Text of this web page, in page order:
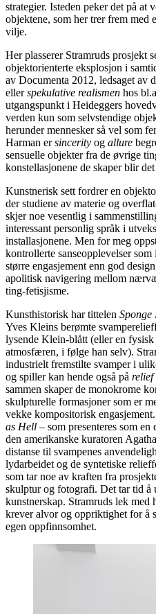
strategier. Isteden peker det på at
objektene, som her trer frem
vilje.
Her plasserer Stramruds prosjekt
objektorienterte eksplosjon i
av Documenta 2012, ledsaget av
ellerspekulative realismen hos
utgangspunkt i Heideggers
verden kun som selvstendige
herunder mennesker så vel som
Harman ersincerity og allure
sensuelle objekter fra de øvrige
konstellasjonene de skaper blir
Kunstnerisk sett fordrer en
der studiene av materie og
skjer noe vesentlig i
interessant personlig språk i
installasjonene. Men for meg
kontrollerte sanseopplevelser
større engasjement enn god
apolitisk navigering mellom
ting-fetisjisme.
Kunsthistorisk har tittelen Sponge
Yves Kleins berømte
lysende Klein-blått (eller en
atmosfæren, i følge han selv).
industrielt fremstilte svamper i
og spiller kan hende også på relief
sammen skaper de monokrome
skulpturelle formasjoner som er
vekke kompositorisk
as Hell – som presenteres som
den amerikanske kuratoren
distanse til svampenes
lydarbeidet og de syntetiske
som tar noe av kraften fra
skulptur og fotografi. Det tar tid å
kunstnerskap. Stramruds lek med
krever alvor og oppriktighet for å
egen oppfinnsomhet.